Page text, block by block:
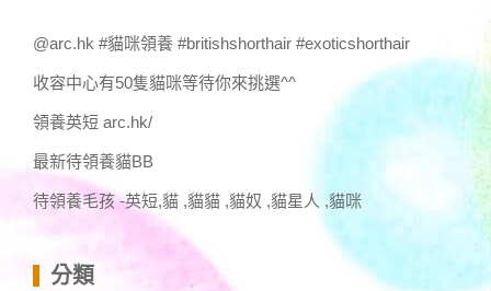
@arc.hk #貓咪領養 #britishshorthair #exoticshorthair
收容中心有50隻貓咪等待你來挑選^^
領養英短 arc.hk/
最新待領養貓BB
待領養毛孩 -英短,貓 ,貓貓 ,貓奴 ,貓星人 ,貓咪
分類